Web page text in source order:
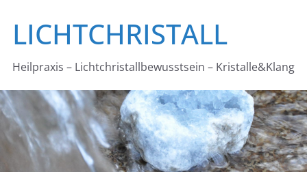
Inhalt
springen
LICHTCHRISTALL
Heilpraxis – Lichtchristallbewusstsein – Kristalle&Klang